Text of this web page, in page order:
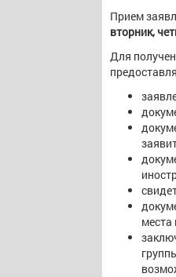
Прием
вторник,
Для